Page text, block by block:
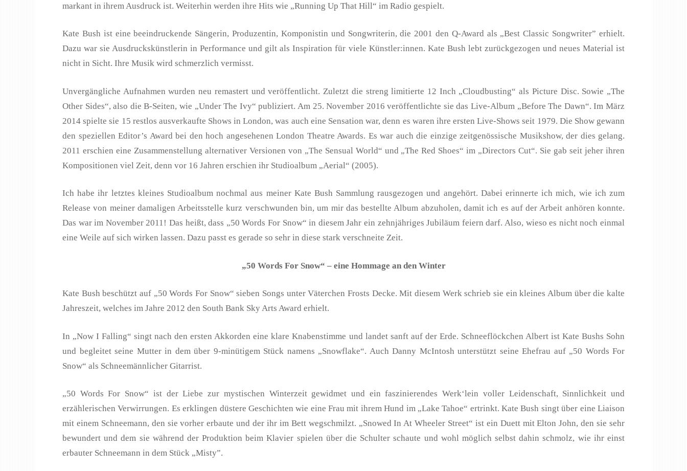
markant in ihrem Ausdruck ist. Weiterhin werden ihre Hits wie „Running Up That Hill“ im Radio gespielt.
Kate Bush ist eine beeindruckende Sängerin, Produzentin, Komponistin und Songwriterin, die 2001 den Q-Award als „Best Classic Songwriter” erhielt.
Dazu war sie Ausdruckskünstlerin in Performance und gilt als Inspiration für viele Künstler:innen. Kate Bush lebt zurückgezogen und neues Material ist
nicht in Sicht. Ihre Musik wird schmerzlich vermisst.
Unvergängliche Aufnahmen wurden neu remastert und veröffentlicht. Zuletzt die streng limitierte 12 Inch „Cloudbusting“ als Picture Disc. Sowie „The
Other Sides“, also die B-Seiten, wie „Under The Ivy“ publiziert. Am 25. November 2016 veröffentlichte sie das Live-Album „Before The Dawn“. Im März
2014 spielte sie 15 restlos ausverkaufte Shows in London, was auch eine Sensation war, denn es waren ihre ersten Live-Shows seit 1979. Die Show gewann
den speziellen Editor’s Award bei den hoch angesehenen London Theatre Awards. Es war auch die einzige zeitgenössische Musikshow, der dies gelang.
2011 erschien eine Zusammenstellung alternativer Versionen von „The Sensual World“ und „The Red Shoes“ im „Directors Cut“. Sie gab seit jeher ihren
Kompositionen viel Zeit, denn vor 16 Jahren erschien ihr Studioalbum „Aerial“ (2005).
Ich habe ihr letztes kleines Studioalbum nochmal aus meiner Kate Bush Sammlung rausgezogen und angehört. Dabei erinnerte ich mich, wie ich zum
Release von meiner damaligen Arbeitsstelle kurz verschwunden bin, um mir das bestellte Album abzuholen, damit ich es auf der Arbeit anhören konnte.
Das war im November 2011! Das heißt, dass „50 Words For Snow“ in diesem Jahr ein zehnjähriges Jubiläum feiern darf. Also, wieso es nicht noch einmal
eine Weile auf sich wirken lassen. Dazu passt es gerade so sehr in diese stark verschneite Zeit.
„50 Words For Snow“ – eine Hommage an den Winter
Kate Bush beschützt auf „50 Words For Snow“ sieben Songs unter Väterchen Frosts Decke. Mit diesem Werk schrieb sie ein kleines Album über die kalte
Jahreszeit, welches im Jahre 2012 den South Bank Sky Arts Award erhielt.
In „Now I Falling“ singt nach den ersten Akkorden eine klare Knabenstimme und landet sanft auf der Erde. Schneeflöckchen Albert ist Kate Bushs Sohn
und begleitet seine Mutter in dem über 9-minütigem Stück namens „Snowflake“. Auch Danny McIntosh unterstützt seine Ehefrau auf „50 Words For
Snow“ als Schneemännlicher Gitarrist.
„50 Words For Snow“ ist der Liebe zur mystischen Winterzeit gewidmet und ein faszinierendes Werk‘lein voller Leidenschaft, Sinnlichkeit und
erzählerischen Verwirrungen. Es erklingen düstere Geschichten wie eine Frau mit ihrem Hund im „Lake Tahoe“ ertrinkt. Kate Bush singt über eine Liaison
mit einem Schneemann, den sie vorher erbaute und der ihr im Bett wegschmilzt. „Snowed In At Wheeler Street“ ist ein Duett mit Elton John, den sie sehr
bewundert und dem sie während der Produktion beim Klavier spielen über die Schulter schaute und wohl möglich selbst dahin schmolz, wie ihr einst
erbauter Schneemann in dem Stück „Misty”.